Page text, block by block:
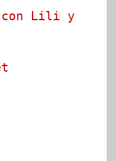
con Lili y